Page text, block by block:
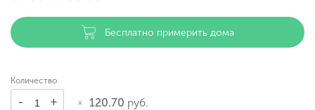
Бесплатно примерить дома
Количество
120.70 руб.